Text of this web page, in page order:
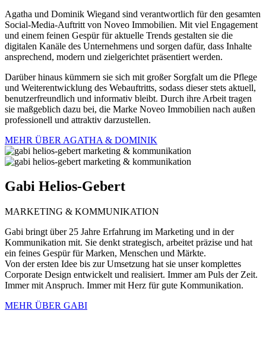
Agatha und Dominik Wiegand sind verantwortlich für den gesamten
Social-Media-Auftritt von Noveo Immobilien. Mit viel Engagement
und einem feinen Gespür für aktuelle Trends gestalten sie die
digitalen Kanäle des Unternehmens und sorgen dafür, dass Inhalte
ansprechend, modern und zielgerichtet präsentiert werden.
Darüber hinaus kümmern sie sich mit großer Sorgfalt um die Pflege
und Weiterentwicklung des Webauftritts, sodass dieser stets aktuell,
benutzerfreundlich und informativ bleibt. Durch ihre Arbeit tragen
sie maßgeblich dazu bei, die Marke Noveo Immobilien nach außen
professionell und attraktiv darzustellen.
MEHR ÜBER AGATHA & DOMINIK
Gabi Helios-Gebert
MARKETING & KOMMUNIKATION
Gabi bringt über 25 Jahre Erfahrung im Marketing und in der
Kommunikation mit. Sie denkt strategisch, arbeitet präzise und hat
ein feines Gespür für Marken, Menschen und Märkte.
Von der ersten Idee bis zur Umsetzung hat sie unser komplettes
Corporate Design entwickelt und realisiert. Immer am Puls der Zeit.
Immer mit Anspruch. Immer mit Herz für gute Kommunikation.
MEHR ÜBER GABI